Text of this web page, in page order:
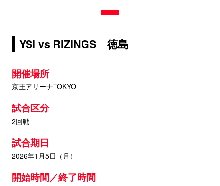
YSI vs RIZINGS 徳島
開催場所
京王アリーナTOKYO
試合区分
2回戦
試合期日
2026年1月5日（月）
開始時間／終了時間